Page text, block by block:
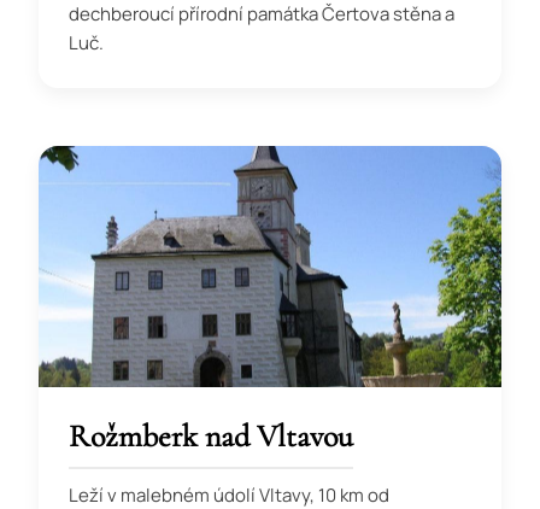
dechberoucí přírodní památka Čertova stěna a
Luč.
Rožmberk nad Vltavou
Leží v malebném údolí Vltavy, 10 km od